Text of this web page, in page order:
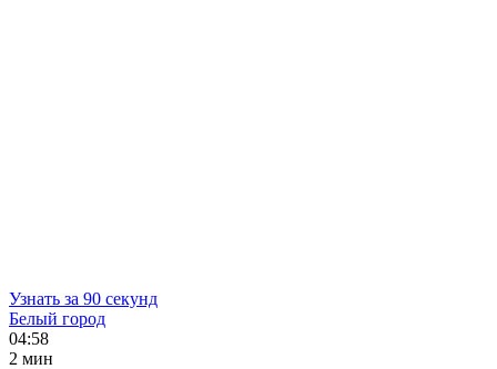
Узнать за 90 секунд
Белый город
04:58
2 мин